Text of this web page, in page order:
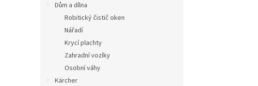
Dům a dílna
Robitický čistič oken
Nářadí
Krycí plachty
Zahradní vozíky
Osobní váhy
Kärcher